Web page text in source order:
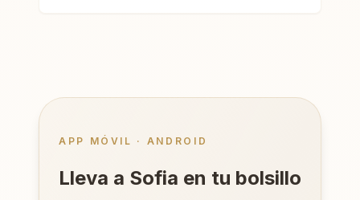
APP MÓVIL · ANDROID
Lleva a Sofia en tu bolsillo